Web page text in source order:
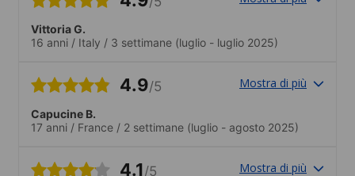
Vittoria G.
16 anni / Italy / 3 settimane (luglio - luglio 2025)
4.9/5 Mostra di più
Capucine B.
17 anni / France / 2 settimane (luglio - agosto 2025)
4.1/5 Mostra di più